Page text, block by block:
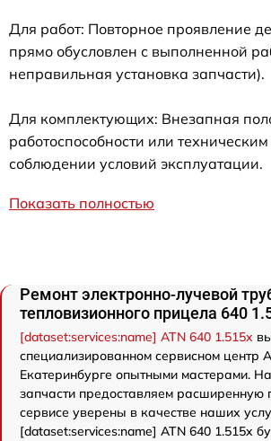
Для работ: Повторное проявление
прямо обусловлен с выполненной
неправильная установка запчасти).
Для комплектующих: Внезапная
работоспособности или
соблюдении условий эксплуатации.
Показать полностью
Ремонт электронно-лучевой
тепловизионного прицела 640
[dataset:services:name] ATN 640 1.515x
специализированном сервисном центр
Екатеринбурге опытными мастерами.
запчасти предоставляем
сервисе уверены в качестве наших
[dataset:services:name] ATN 640 1.515x